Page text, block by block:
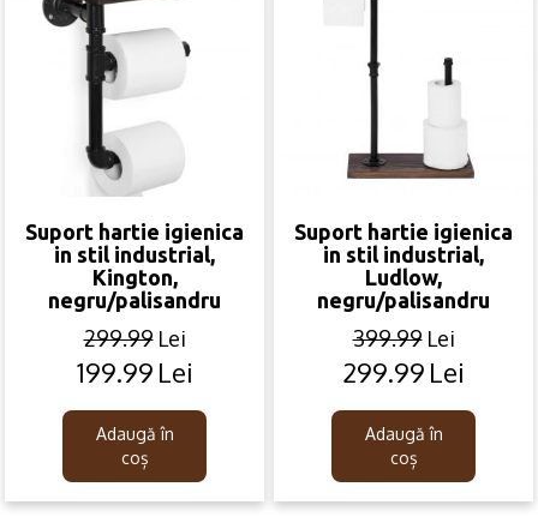
Suport hartie igienica
in stil industrial,
Kington,
negru/palisandru
299.99 Lei
Original
was:
299.99lei.
199.99 Lei
Current
is:
199.99lei.
Adaugă în
coș
Suport hartie igienica
in stil industrial,
Ludlow,
negru/palisandru
399.99 Lei
Original
was:
399.99lei.
299.99 Lei
Current
is:
299.99lei.
Adaugă în
coș